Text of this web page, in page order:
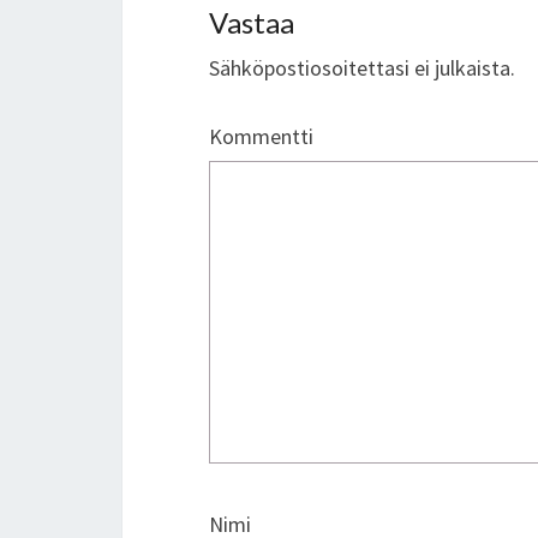
Vastaa
Sähköpostiosoitettasi ei julkaista.
Kommentti
Nimi